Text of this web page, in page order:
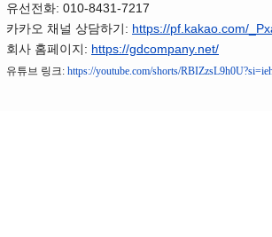
유선전화: 010-8431-7217
카카오 채널 상담하기 : https://pf.kakao.com/
회사 홈페이지 : https://gdcompany.net/
유튜브 링크: https://youtube.com/shorts/